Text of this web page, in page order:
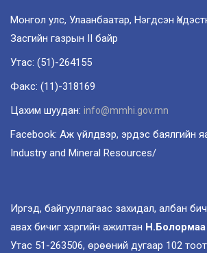
Монгол улс, Улаанбаатар, Нэгдсэн
Засгийн газрын II байр
Утас: (51)-264155
Факс: (11)-318169
Цахим шуудан: info@mmhi.gov.mn
Facebook: Аж үйлдвэр, эрдэс баялгийн
Industry and Mineral Resources/
Иргэд, байгууллагаас захидал, албан
авах бичиг хэргийн ажилтан Н.Болормаа
Утас 51-263506, өрөөний дугаар 102 тоот